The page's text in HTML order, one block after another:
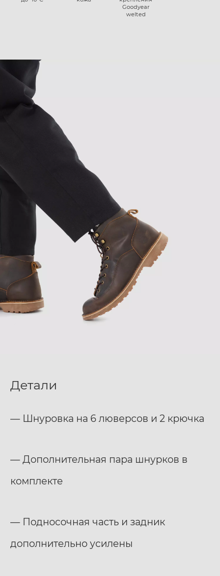
Goodyear
welted
Детали
— Шнуровка на 6 люверсов и 2 крючка
— Дополнительная пара шнурков в
комплекте
— Подносочная часть и задник
дополнительно усилены